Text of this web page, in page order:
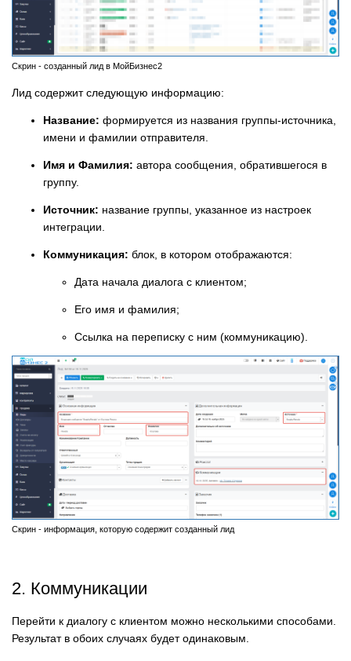
Скрин - созданный лид в МойБизнес2
Лид содержит следующую информацию:
Название: формируется из названия группы-источника,
имени и фамилии отправителя.
Имя и Фамилия: автора сообщения, обратившегося в
группу.
Источник: название группы, указанное из настроек
интеграции.
Коммуникация: блок, в котором отображаются:
Дата начала диалога с клиентом;
Его имя и фамилия;
Ссылка на переписку с ним (коммуникацию).
Скрин - информация, которую содержит созданный лид
2. Коммуникации
Перейти к диалогу с клиентом можно несколькими способами.
Результат в обоих случаях будет одинаковым.